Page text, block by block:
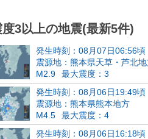
度3以上の地震(最新5件)
発生時刻：08月07日06:56頃
震源地：熊本県天草・芦北
M2.9
最大震度：3
発生時刻：08月06日19:49頃
震源地：熊本県熊本地方
M4.5
最大震度：4
発生時刻：08月06日16:18頃